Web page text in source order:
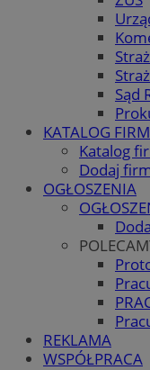
Sąd
KATALOG FIRM
Katalog
Dodaj
OGŁOSZENIA
REKLAMA
WSPÓŁPRACA